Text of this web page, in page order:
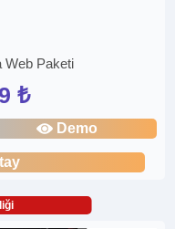
Web Paketi
₺
Demo